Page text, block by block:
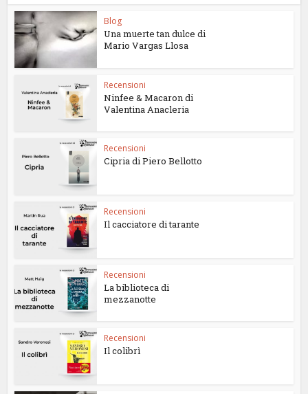
Blog
Una muerte tan dulce di
Mario Vargas Llosa
Recensioni
Ninfee & Macaron di
Valentina Anacleria
Recensioni
Cipria di Piero Bellotto
Recensioni
Il cacciatore di tarante
Recensioni
La biblioteca di
mezzanotte
Recensioni
Il colibrì